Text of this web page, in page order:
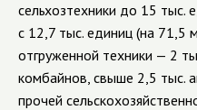
сельхозтехники до 15 тыс.
с 12,7 тыс. единиц (на 71,5
отгруженной техники — 2
комбайнов, свыше 2,5 тыс.
прочей